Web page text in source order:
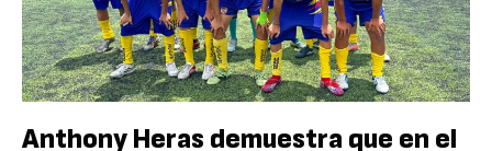
Anthony Heras demuestra que en el